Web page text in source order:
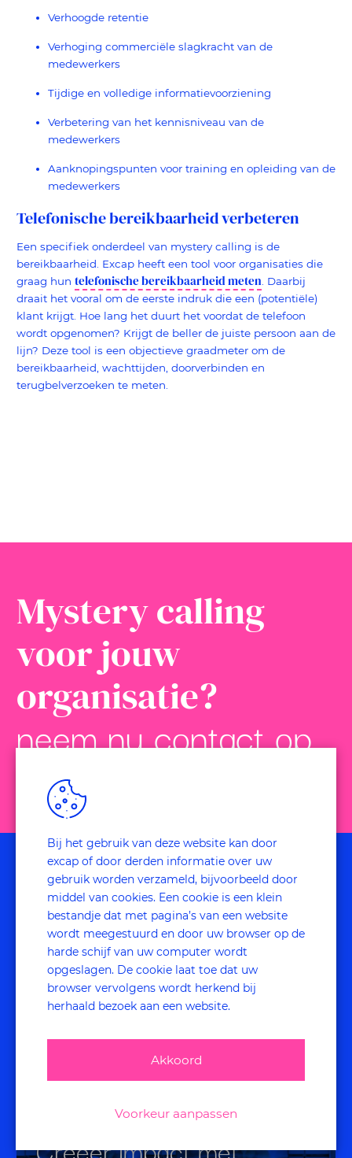
Verhoogde retentie
Verhoging commerciële slagkracht van de
medewerkers
Tijdige en volledige informatievoorziening
Verbetering van het kennisniveau van de
medewerkers
Aanknopingspunten voor training en opleiding van de
medewerkers
Telefonische bereikbaarheid verbeteren
Een specifiek onderdeel van mystery calling is de
bereikbaarheid. Excap heeft een tool voor organisaties die
graag hun telefonische bereikbaarheid meten. Daarbij
draait het vooral om de eerste indruk die een (potentiële)
klant krijgt. Hoe lang het duurt het voordat de telefoon
wordt opgenomen? Krijgt de beller de juiste persoon aan de
lijn? Deze tool is een objectieve graadmeter om de
bereikbaarheid, wachttijden, doorverbinden en
terugbelverzoeken te meten.
Mystery calling
voor jouw
organisatie?
neem nu contact op
ook interessant
voor jou
onderzoek
Creeër impact met
Bij het gebruik van deze website kan door
excap of door derden informatie over uw
gebruik worden verzameld, bijvoorbeeld door
middel van cookies. Een cookie is een klein
bestandje dat met pagina’s van een website
wordt meegestuurd en door uw browser op de
harde schijf van uw computer wordt
opgeslagen. De cookie laat toe dat uw
browser vervolgens wordt herkend bij
herhaald bezoek aan een website.
Akkoord
Voorkeur aanpassen